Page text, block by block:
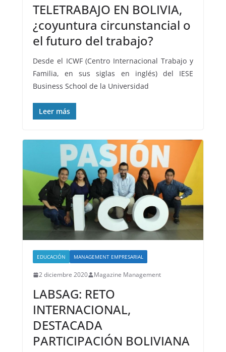
TELETRABAJO EN BOLIVIA,
¿coyuntura circunstancial o
el futuro del trabajo?
Desde el ICWF (Centro Internacional Trabajo y
Familia, en sus siglas en inglés) del IESE
Business School de la Universidad
Leer más
EDUCACIÓN MANAGEMENT EMPRESARIAL
2 diciembre 2020 Magazine Management
LABSAG: RETO
INTERNACIONAL,
DESTACADA
PARTICIPACIÓN BOLIVIANA